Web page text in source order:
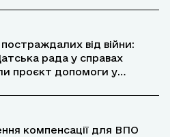
від війни:
рада у справах
проєкт допомоги у
компенсації для ВПО